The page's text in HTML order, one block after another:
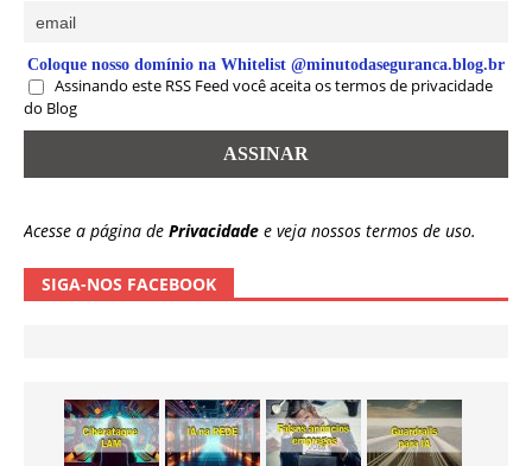
Coloque nosso domínio na Whitelist @minutodaseguranca.blog.br
Assinando este RSS Feed você aceita os termos de privacidade
do Blog
Acesse a página de Privacidade e veja nossos termos de uso.
SIGA-NOS FACEBOOK